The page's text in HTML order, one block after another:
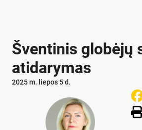
Šventinis globėjų
atidarymas
2025 m. liepos 5 d.